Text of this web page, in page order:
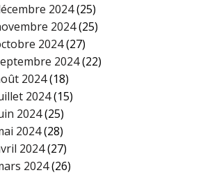
2024(25)
2024(25)
2024(27)
2024(22)
2024(18)
2024(15)
2024(25)
2024(28)
2024(27)
2024(26)